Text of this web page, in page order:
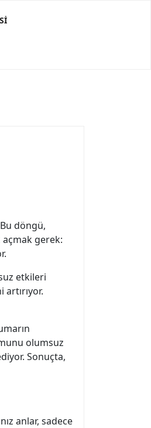
döngü,
açmak gerek:
etkileri
olumsuz
Sonuçta,
anlar, sadece